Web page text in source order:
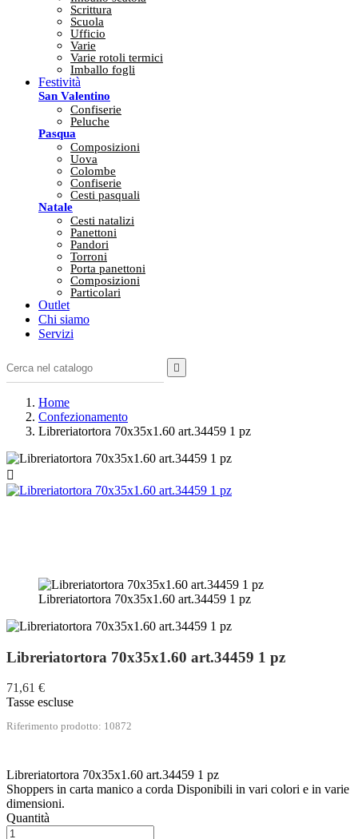
Scrittura
Scuola
Ufficio
Varie
Varie rotoli termici
Imballo fogli
Festività
San Valentino
Confiserie
Peluche
Pasqua
Composizioni
Uova
Colombe
Confiserie
Cesti pasquali
Natale
Cesti natalizi
Panettoni
Pandori
Torroni
Porta panettoni
Composizioni
Particolari
Outlet
Chi siamo
Servizi

Home
Confezionamento
Libreriatortora 70x35x1.60 art.34459 1 pz

Libreriatortora 70x35x1.60 art.34459 1 pz
Libreriatortora 70x35x1.60 art.34459 1 pz
71,61 €
Tasse escluse
Riferimento prodotto: 10872
Libreriatortora 70x35x1.60 art.34459 1 pz
Shoppers in carta manico a corda Disponibili in vari colori e in varie
dimensioni.
Quantità